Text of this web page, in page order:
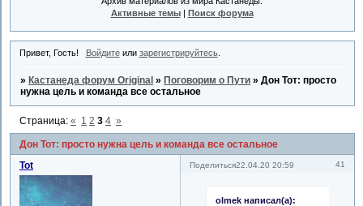
Активные темы| Поиск форума
Привет, Гость! Войдитеили зарегистрируйтесь.
» Кастанеда форум Original » Поговорим о Пути »Дон Тот: просто
нужна цель и команда все остальное
Дон Тот: просто нужна цель и команда все остальное
Страница:« 1 2 3 4 »
Поделиться 41
22.04.20 20:59
Tot
olmek написал(а):